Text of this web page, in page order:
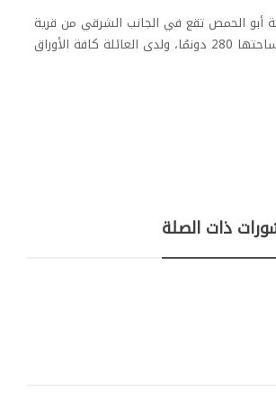
أبو الحمص تقع في الجانب الشرقي من قرية
العيساوية وتبلغ مساحتها 280 دونمُا، ولدى العائلة كافة الأوراق
ذات الصلة